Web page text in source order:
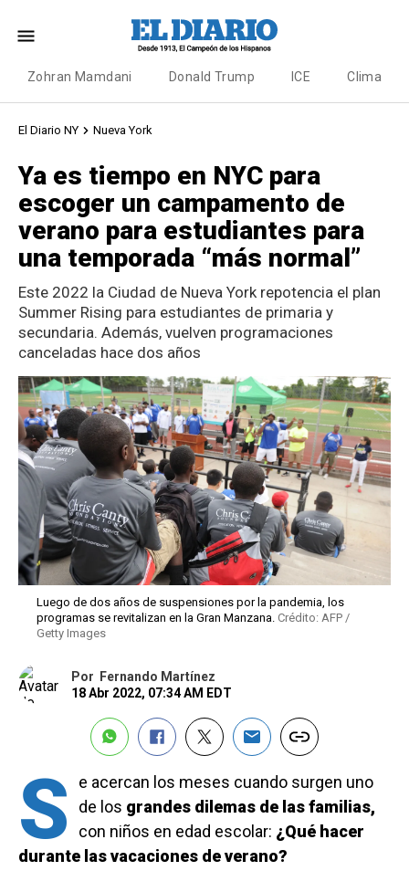
Zohran Mamdani Donald Trump ICE Clima
El Diario NY Nueva York
Ya es tiempo en NYC para
escoger un campamento de
verano para estudiantes para
una temporada “más normal”
Este 2022 la Ciudad de Nueva York repotencia el plan
Summer Rising para estudiantes de primaria y
secundaria. Además, vuelven programaciones
canceladas hace dos años
Luego de dos años de suspensiones por la pandemia, los
programas se revitalizan en la Gran Manzana. Crédito: AFP /
Getty Images
Por
Fernando Martínez
18 Abr 2022, 07:34 AM EDT
S
e acercan los meses cuando surgen uno
de los grandes dilemas de las familias,
con niños en edad escolar: ¿Qué hacer
durante las vacaciones de verano?